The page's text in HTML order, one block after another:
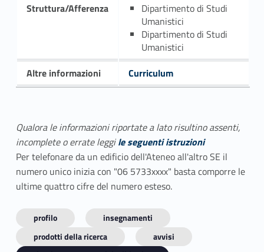
Struttura/Afferenza
Dipartimento di Studi
Umanistici
Dipartimento di Studi
Umanistici
Altre informazioni
Curriculum
Qualora le informazioni riportate a lato risultino assenti,
incomplete o errate leggile seguenti istruzioni
Per telefonare da un edificio dell'Ateneo all'altro SE il
numero unico inizia con "06 5733xxxx" basta comporre le
ultime quattro cifre del numero esteso.
profilo
insegnamenti
prodotti della ricerca
avvisi